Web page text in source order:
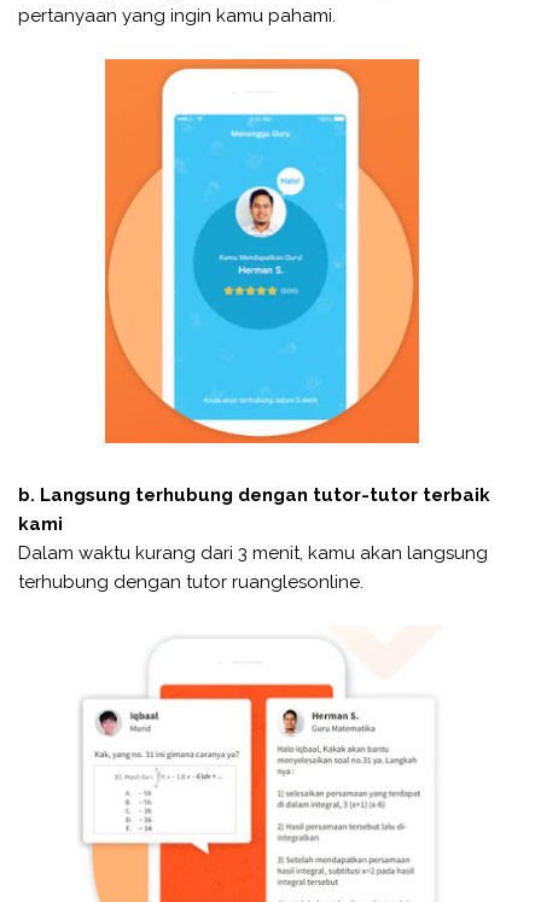
pertanyaan yang ingin kamu pahami.
b. Langsung terhubung dengan tutor-tutor terbaik
kami
Dalam waktu kurang dari 3 menit, kamu akan langsung
terhubung dengan tutor ruanglesonline.